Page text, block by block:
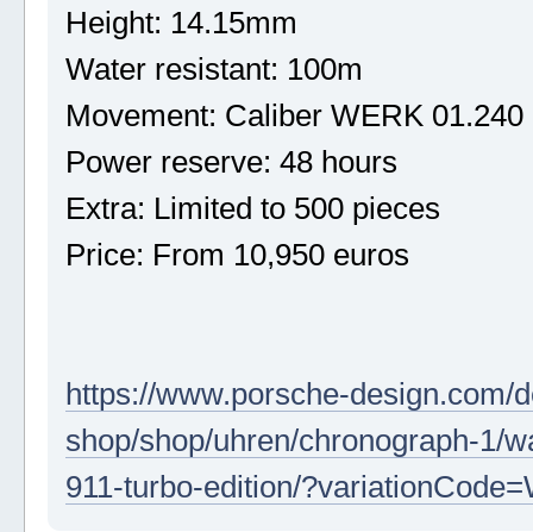
Height: 14.15mm
Water resistant: 100m
Movement: Caliber WERK 01.240
Power reserve: 48 hours
Extra: Limited to 500 pieces
Price: From 10,950 euros
https://www.porsche-design.com/
shop/shop/uhren/chronograph-1/
911-turbo-edition/